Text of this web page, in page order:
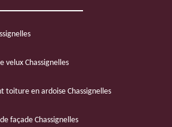
velux Chassignelles
toiture en ardoise Chassignelles
façade Chassignelles